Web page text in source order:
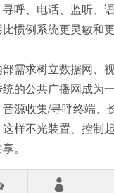
呼、电话、监听、
惯例系统更灵敏和更
需求树立数据网、
的公共广播网成为
源收集/寻呼终端、
样不光装置、控制
。
